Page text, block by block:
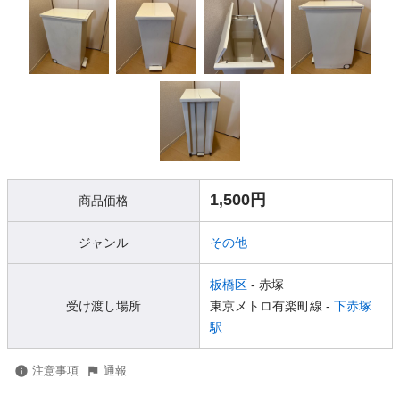
商品価格 1,500円
ジャンル その他
受け渡し場所
板橋区 - 赤塚
東京メトロ有楽町線 - 下赤塚
駅
注意事項 通報